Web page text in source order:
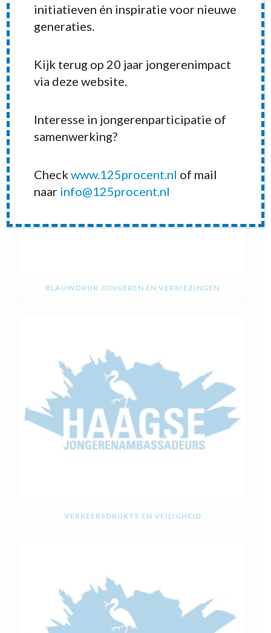
RECENT POSTS
BLAUWDRUK JONGEREN EN VERKIEZINGEN
VERKEERSDRUKTE EN VEILIGHEID
initiatieven én inspiratie voor nieuwe
generaties.
Kijk terug op 20 jaar jongerenimpact
via deze website.
Interesse in jongerenparticipatie of
samenwerking?
Checkwww.125procent.nl of mail
naar info@125procent.nl